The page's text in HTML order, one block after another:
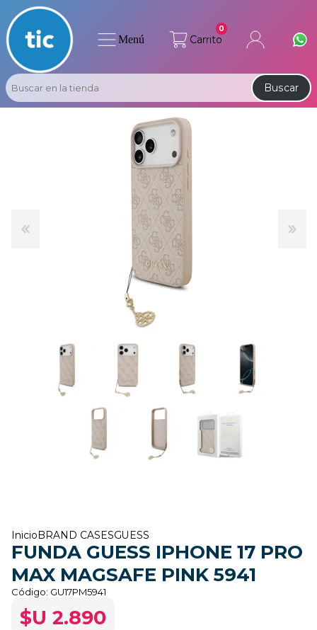
Carrito
0
Buscar
Menú
Inicio BRAND CASESGUESS
FUNDA GUESS IPHONE 17 PRO
MAX MAGSAFE PINK 5941
Código: GU17PM5941
$U 2.890